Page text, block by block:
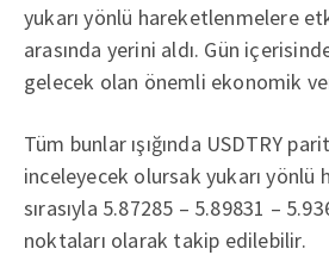
yukarı yönlü hareketlenmelere
arasında yerini aldı. Gün
gelecek olan önemli ekonomik
Tüm bunlar ışığında USDTRY
inceleyecek olursak yukarı
sırasıyla 5.87285 – 5.89831 –
noktaları olarak takip edilebilir.